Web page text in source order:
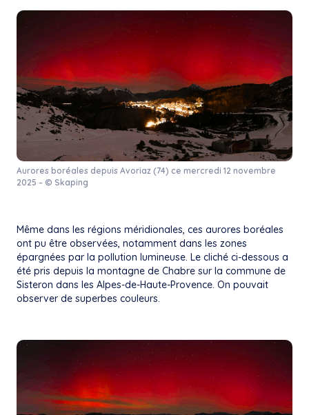
Aurores boréales depuis Avoriaz (74) ce mercredi 12 novembre
2025 – © Skaping
Même dans les régions méridionales, ces aurores boréales
ont pu être observées, notamment dans les zones
épargnées par la pollution lumineuse. Le cliché ci-dessous a
été pris depuis la montagne de Chabre sur la commune de
Sisteron dans les Alpes-de-Haute-Provence. On pouvait
observer de superbes couleurs.